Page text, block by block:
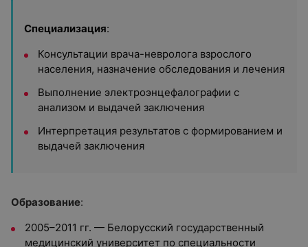
Специализация:
Консультации врача-невролога взрослого
населения, назначение обследования и лечения
Выполнение электроэнцефалографии с
анализом и выдачей заключения
Интерпретация результатов с формированием и
выдачей заключения
Образование:
2005–2011 гг. — Белорусский государственный
медицинский университет по специальности